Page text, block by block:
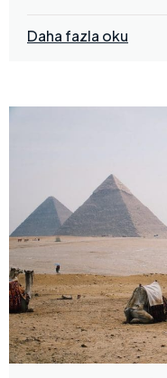
Daha fazla oku